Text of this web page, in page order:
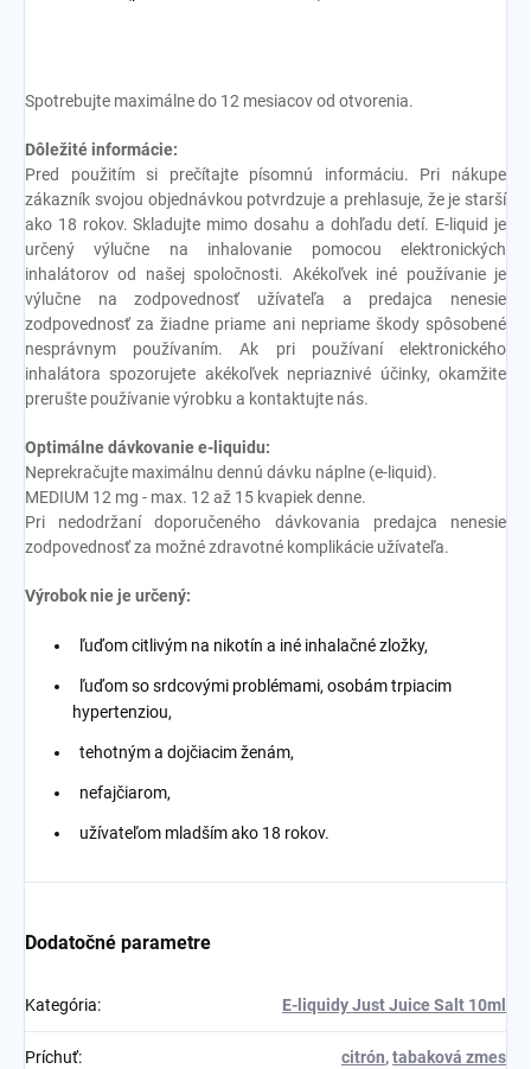
Spotrebujte maximálne do 12 mesiacov od otvorenia.
Dôležité informácie:
Pred použitím si prečítajte písomnú informáciu. Pri nákupe
zákazník svojou objednávkou potvrdzuje a prehlasuje, že je starší
ako 18 rokov. Skladujte mimo dosahu a dohľadu detí. E-liquid je
určený výlučne na inhalovanie pomocou elektronických
inhalátorov od našej spoločnosti. Akékoľvek iné používanie je
výlučne na zodpovednosť užívateľa a predajca nenesie
zodpovednosť za žiadne priame ani nepriame škody spôsobené
nesprávnym používaním. Ak pri používaní elektronického
inhalátora spozorujete akékoľvek nepriaznivé účinky, okamžite
prerušte používanie výrobku a kontaktujte nás.
Optimálne dávkovanie e-liquidu:
Neprekračujte maximálnu dennú dávku náplne (e-liquid).
MEDIUM 12 mg - max. 12 až 15 kvapiek denne.
Pri nedodržaní doporučeného dávkovania predajca nenesie
zodpovednosť za možné zdravotné komplikácie užívateľa.
Výrobok nie je určený:
ľuďom citlivým na nikotín a iné inhalačné zložky,
ľuďom so srdcovými problémami, osobám trpiacim
hypertenziou,
tehotným a dojčiacim ženám,
nefajčiarom,
užívateľom mladším ako 18 rokov.
Dodatočné parametre
Kategória: E-liquidy Just Juice Salt 10ml
Príchuť: citrón,tabaková zmes